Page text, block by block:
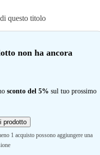
questo titolo
non ha ancora
sconto del 5% sul tuo prossimo
prodotto
1 acquisto possono aggiungere una